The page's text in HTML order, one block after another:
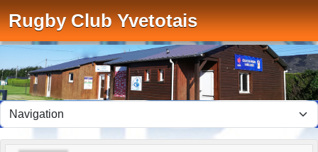
Rugby Club Yvetotais